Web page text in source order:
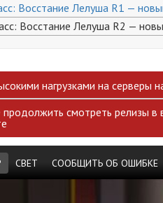
Восстание Лелуша R1 —
Восстание Лелуша R2 —
нагрузками на серверы
смотреть релизы в
СВЕТ СООБЩИТЬ ОБ ОШИБКЕ